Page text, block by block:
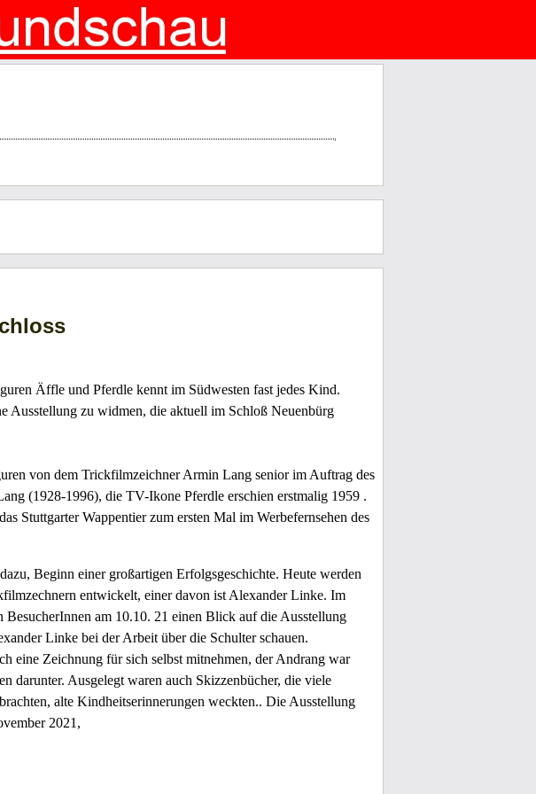
Äffle und Pferdle kennt im Südwesten fast jedes Kind.
Ausstellung zu widmen, die aktuell im Schloß Neuenbürg
von dem Trickfilmzeichner Armin Lang senior im Auftrag des
(1928-1996), die TV-Ikone Pferdle erschien erstmalig 1959 .
Stuttgarter Wappentier zum ersten Mal im Werbefernsehen des
Beginn einer großartigen Erfolgsgeschichte. Heute werden
entwickelt, einer davon ist Alexander Linke. Im
BesucherInnen am 10.10. 21 einen Blick auf die Ausstellung
Linke bei der Arbeit über die Schulter schauen.
eine Zeichnung für sich selbst mitnehmen, der Andrang war
darunter. Ausgelegt waren auch Skizzenbücher, die viele
alte Kindheitserinnerungen weckten.. Die Ausstellung
2021,